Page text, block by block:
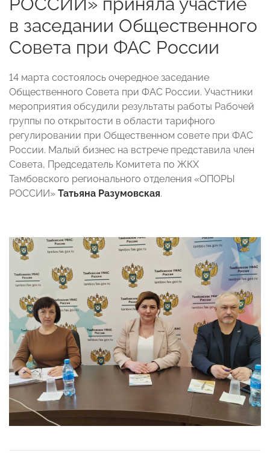
в заседании Общественного
Совета при ФАС России
14 марта состоялось очередное заседание
Общественного Совета при ФАС России. Участники
мероприятия обсудили результаты работы Рабочей
группы по открытости в области тарифного
регулировании при Общественном совете при ФАС
России. Малый бизнес на встрече представила член
Совета, Председатель Комитета по ЖКХ
Тамбовского регионального отделения «ОПОРЫ
РОССИИ» Татьяна Разумовская.